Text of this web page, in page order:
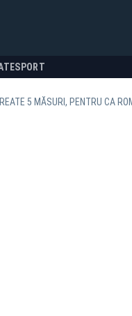
SPORT
5 MĂSURI, PENTRU CA